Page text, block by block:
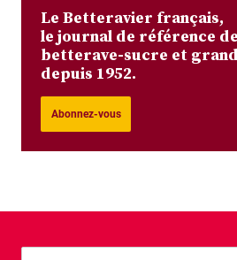
Le Betteravier français,
le journal de référence
betterave-sucre et
depuis 1952.
Abonnez-vous